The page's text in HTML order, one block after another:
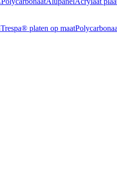
Trespa® platen op maat